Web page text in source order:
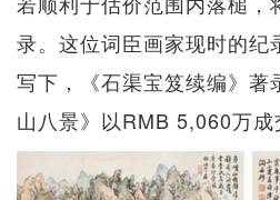
录。这位词臣画家现时的
写下，《石渠宝笈续编》著
山八景》以RMB 5,060万成